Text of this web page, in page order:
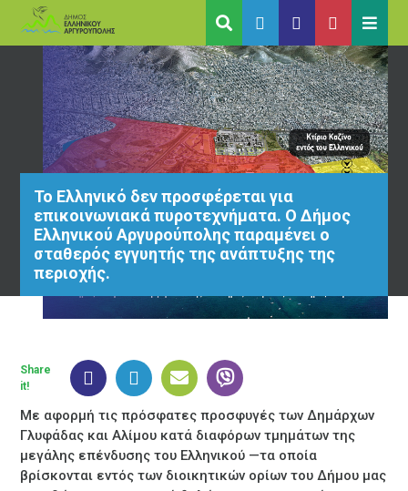
Το Ελληνικό δεν προσφέρεται για
επικοινωνιακά πυροτεχνήματα. Ο Δήμος
Ελληνικού Αργυρούπολης παραμένει ο
σταθερός εγγυητής της ανάπτυξης της
περιοχής.
Με αφορμή τις πρόσφατες προσφυγές των Δημάρχων
Γλυφάδας και Αλίμου κατά διαφόρων τμημάτων της
μεγάλης επένδυσης του Ελληνικού —τα οποία
βρίσκονται εντός των διοικητικών ορίων του Δήμου μας
Share
it!